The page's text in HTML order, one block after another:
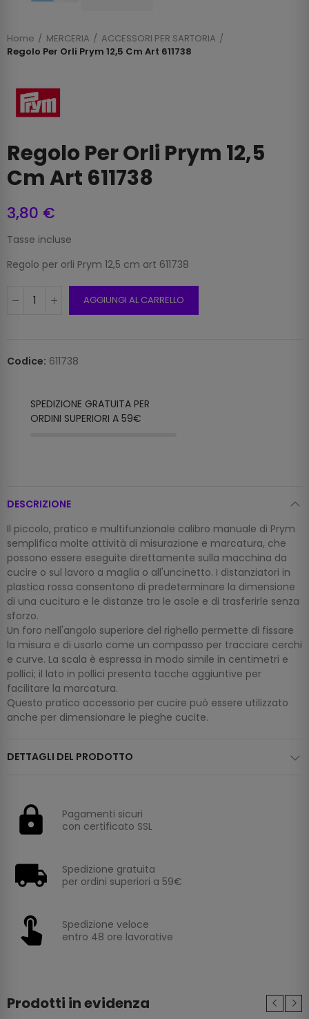
Home MERCERIA
ACCESSORI PER SARTORIA
Regolo Per Orli Prym 12,5 Cm Art 611738
Regolo Per Orli Prym 12,5
Cm Art 611738
3,80 €
Tasse incluse
Regolo per orli Prym 12,5 cm art 611738
AGGIUNGI AL CARRELLO
Codice: 611738
SPEDIZIONE GRATUITA PER
ORDINI SUPERIORI A 59€
DESCRIZIONE
Il piccolo, pratico e multifunzionale calibro manuale di Prym
semplifica molte attività di misurazione e marcatura, che
possono essere eseguite direttamente sulla macchina da
cucire o sul lavoro a maglia o all'uncinetto. I distanziatori in
plastica rossa consentono di predeterminare la dimensione
di una cucitura e le distanze tra le asole e di trasferirle senza
sforzo.
Un foro nell'angolo superiore del righello permette di fissare
la misura e di usarlo come un compasso per tracciare cerchi
e curve. La scala è espressa in modo simile in centimetri e
pollici; il lato in pollici presenta tacche aggiuntive per
facilitare la marcatura.
Questo pratico accessorio per cucire può essere utilizzato
anche per dimensionare le pieghe cucite.
DETTAGLI DEL PRODOTTO
Pagamenti sicuri
con certificato SSL
Spedizione gratuita
per ordini superiori a 59€
Spedizione veloce
entro 48 ore lavorative
Prodotti in evidenza